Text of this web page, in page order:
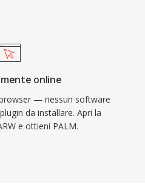
online
— nessun software
da installare. Apri la
e ottieni PALM.